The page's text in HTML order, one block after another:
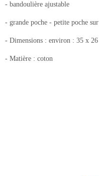
- bandoulière ajustable
- grande poche - petite poche
- Dimensions : environ : 35 x
- Matière : coton